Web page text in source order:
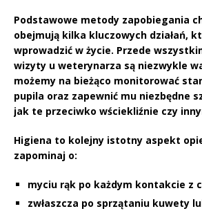
Podstawowe metody zapobiegania
obejmują kilka kluczowych działań,
wprowadzić w życie. Przede
wizyty u weterynarza są niezwykle
możemy na bieżąco monitorować
pupila oraz zapewnić mu niezbędne
jak te przeciwko wściekliźnie czy
Higiena to kolejny istotny aspekt
zapominaj o:
myciu rąk po każdym kontakcie z
zwłaszcza po sprzątaniu kuwety